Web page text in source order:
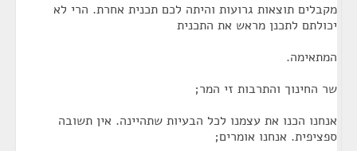
מקבלים תוצאות גרועות והיתה לכם תכנית אחרת. הרי לא
יכולתם לתכנן מראש את התכנית
המתאימה.
שר החינוך והתרבות זי המר;
אנחנו הכנו את עצמנו לכל הבעיות שתהיינה. אין תשובה
ספציפית. אנחנו אומרים;